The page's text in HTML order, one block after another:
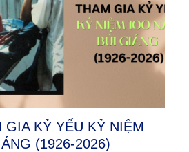
KỶ YẾU KỶ NIỆM
(1926-2026)